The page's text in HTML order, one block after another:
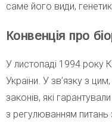
саме його види,
Конвенція про
У листопаді 1994 року
України. У зв’язку з
законів, які
з регулюванням